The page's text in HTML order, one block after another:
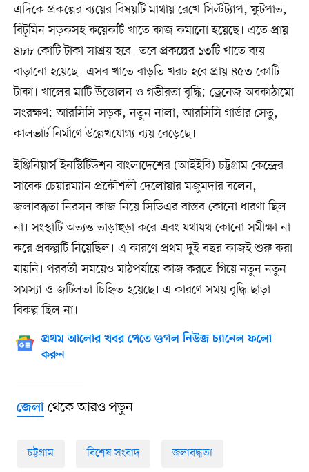
এদিকে প্রকল্পের ব্যয়ের বিষয়টি মাথায় রেখে সিল্টট্যাপ, ফুটপাত,
বিটুমিন সড়কসহ কয়েকটি খাতে কাজ কমানো হয়েছে। এতে প্রায়
৪৮৮ কোটি টাকা সাশ্রয় হবে। তবে প্রকল্পের ১৩টি খাতে ব্যয়
বাড়ানো হয়েছে। এসব খাতে বাড়তি খরচ হবে প্রায় ৪৫৩ কোটি
টাকা। খালের মাটি উত্তোলন ও গভীরতা বৃদ্ধি; ড্রেনেজ অবকাঠামো
সংরক্ষণ; আরসিসি সড়ক, নতুন নালা, আরসিসি গার্ডার সেতু,
কালভার্ট নির্মাণে উল্লেখযোগ্য ব্যয় বেড়েছে।
ইঞ্জিনিয়ার্স ইনস্টিটিউশন বাংলাদেশের (আইইবি) চট্টগ্রাম কেন্দ্রের
সাবেক চেয়ারম্যান প্রকৌশলী দেলোয়ার মজুমদার বলেন,
জলাবদ্ধতা নিরসন কাজ নিয়ে সিডিএর বাস্তব কোনো ধারণা ছিল
না। সংস্থাটি অত্যন্ত তাড়াহুড়া করে এবং যথাযথ কোনো সমীক্ষা না
করে প্রকল্পটি নিয়েছিল। এ কারণে প্রথম দুই বছর কাজই শুরু করা
যায়নি। পরবর্তী সময়েও মাঠপর্যায়ে কাজ করতে গিয়ে নতুন নতুন
সমস্যা ও জটিলতা চিহ্নিত হয়েছে। এ কারণে সময় বৃদ্ধি ছাড়া
বিকল্প ছিল না।
প্রথম আলোর খবর পেতে গুগল নিউজ চ্যানেল ফলো
করুন
জেলাথেকে আরও পড়ুন
চট্টগ্রাম বিশেষ সংবাদ জলাবদ্ধতা